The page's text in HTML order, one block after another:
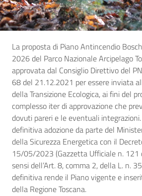
La proposta di Piano Antincendio
2026 del Parco Nazionale Arcipelago
approvata dal Consiglio Direttivo del
68 del 21.12.2021 per essere inviata
della Transizione Ecologica, ai fini del
complesso iter di approvazione che
dovuti pareri e le eventuali
definitiva adozione da parte del
della Sicurezza Energetica con il
15/05/2023 (Gazzetta Ufficiale n.
sensi dell’Art. 8, comma 2, della L. n.
definitiva rende il Piano vigente e
della Regione Toscana.